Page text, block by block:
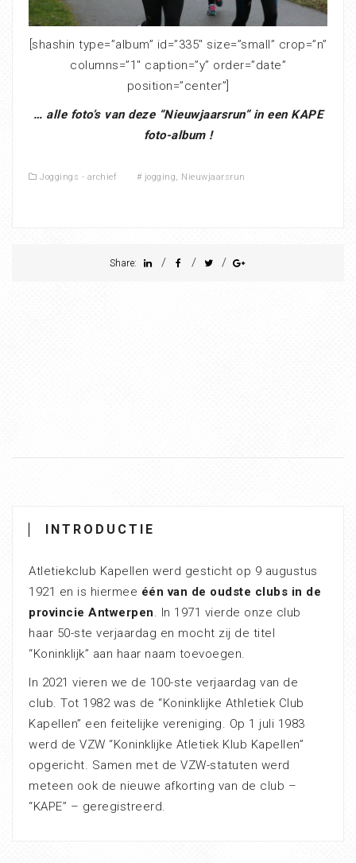
[shashin type=”album” id=”335″ size=”small” crop=”n”
columns=”1″ caption=”y” order=”date”
position=”center”]
… alle foto’s van deze “Nieuwjaarsrun” in een KAPE
foto-album !
Joggings - archief # jogging, Nieuwjaarsrun
Share: / / /
INTRODUCTIE
Atletiekclub Kapellen werd gesticht op 9 augustus
1921 en is hiermee één van de oudste clubs in de
provincie Antwerpen. In 1971 vierde onze club
haar 50-ste verjaardag en mocht zij de titel
“Koninklijk” aan haar naam toevoegen.
In 2021 vieren we de 100-ste verjaardag van de
club. Tot 1982 was de “Koninklijke Athletiek Club
Kapellen” een feitelijke vereniging. Op 1 juli 1983
werd de VZW “Koninklijke Atletiek Klub Kapellen”
opgericht. Samen met de VZW-statuten werd
meteen ook de nieuwe afkorting van de club –
“KAPE” – geregistreerd.